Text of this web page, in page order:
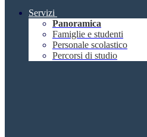
Servizi
Panoramica
Famiglie e studenti
Personale scolastico
Percorsi di studio